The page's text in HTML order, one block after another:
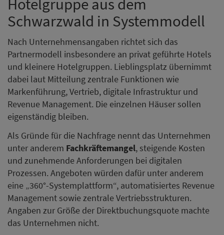
Schwarzwald in Systemmodell
Nach Unternehmensangaben richtet sich das
Partnermodell insbesondere an privat geführte Hotels
und kleinere Hotelgruppen. Lieblingsplatz übernimmt
dabei laut Mitteilung zentrale Funktionen wie
Markenführung, Vertrieb, digitale Infrastruktur und
Revenue Management. Die einzelnen Häuser sollen
eigenständig bleiben.
Als Gründe für die Nachfrage nennt das Unternehmen
unter anderem Fachkräftemangel, steigende Kosten
und zunehmende Anforderungen bei digitalen
Prozessen. Angeboten würden dafür unter anderem
eine „360°-Systemplattform“, automatisiertes Revenue
Management sowie zentrale Vertriebsstrukturen.
Angaben zur Größe der Direktbuchungsquote machte
das Unternehmen nicht.